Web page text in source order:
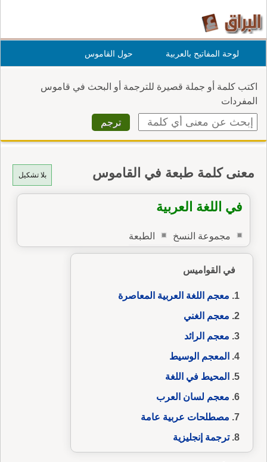
لوحة المفاتيح بالعربية حول القاموس
اكتب كلمة أو جملة قصيرة للترجمة أو البحث في قاموس
المفردات
بلا تشكيل معنى كلمة طبعة في القاموس
في اللغة العربية
مجموعة النسخ الطبعة
في القواميس
معجم اللغة العربية المعاصرة
معجم الغني
معجم الرائد
المعجم الوسيط
المحيط في اللغة
معجم لسان العرب
مصطلحات عربية عامة
ترجمة إنجليزية